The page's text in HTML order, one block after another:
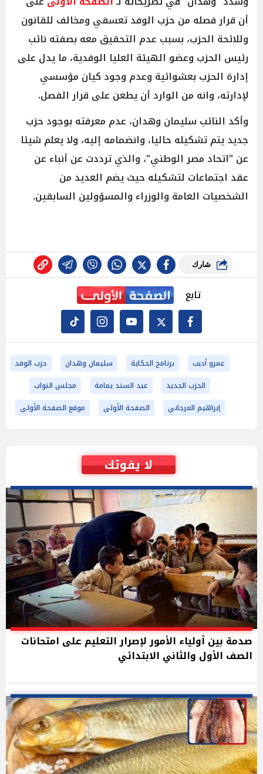
أن قرار فصله من حزب الوفد تعسفي ومخالف للقانون
وللائحة الحزب، بسبب عدم التحقيق معه بصفته نائب
رئيس الحزب وعضو الهيئة العليا الوفدية، ما يدل على
إدارة الحزب بعشوائية وعدم وجود كيان مؤسسي
لإدارته، وانه من الوارد أن يطعن على قرار الفصل.
وأكد النائب سليمان وهدان، عدم معرفته بوجود حزب
جديد يتم تشكيله حاليا، وانضمامه إليه، ولا يعلم شيئا
عن "اتحاد مصر الوطني"، والذي ترددت عن أنباء عن
عقد اجتماعات لتشكيله حيث يضم العديد من
الشخصيات العامة والوزراء والمسؤولين السابقين.
شارك
تابع
عمرو أديب برنامج الحكاية سليمان وهدان
حزب الوفد
الحزب الجديد
عبد السند يمامة
مجلس النواب
إبراهيم العرجاني
الصفحة الأولى موقع الصفحة الأولى
لا يفوتك
صدمة بين أولياء الأمور لإصرار التعليم على امتحانات
الصف الأول والثاني الابتدائي